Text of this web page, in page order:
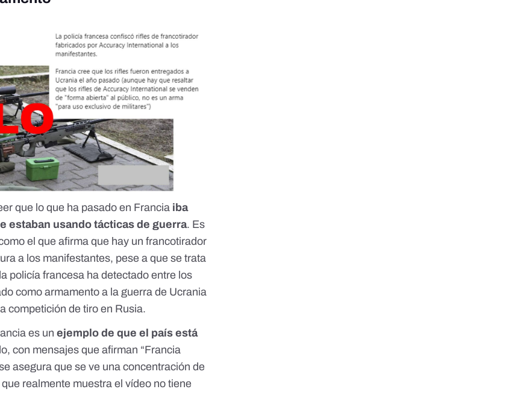
que lo que ha pasado en Francia iba
estaban usando tácticas de guerra. Es
el que afirma que hay un francotirador
a los manifestantes, pese a que se trata
policía francesa ha detectado entre los
como armamento a la guerra de Ucrania
competición de tiro en Rusia.
es unejemplo de que el país está
con mensajes que afirman “Francia
asegura que se ve una concentración de
realmente muestra el vídeo no tiene